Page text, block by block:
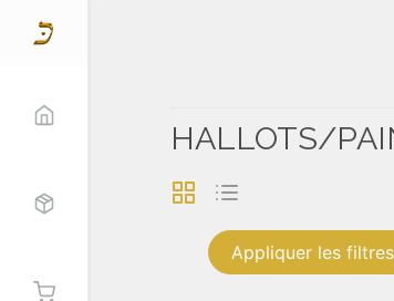
HALLOTS/